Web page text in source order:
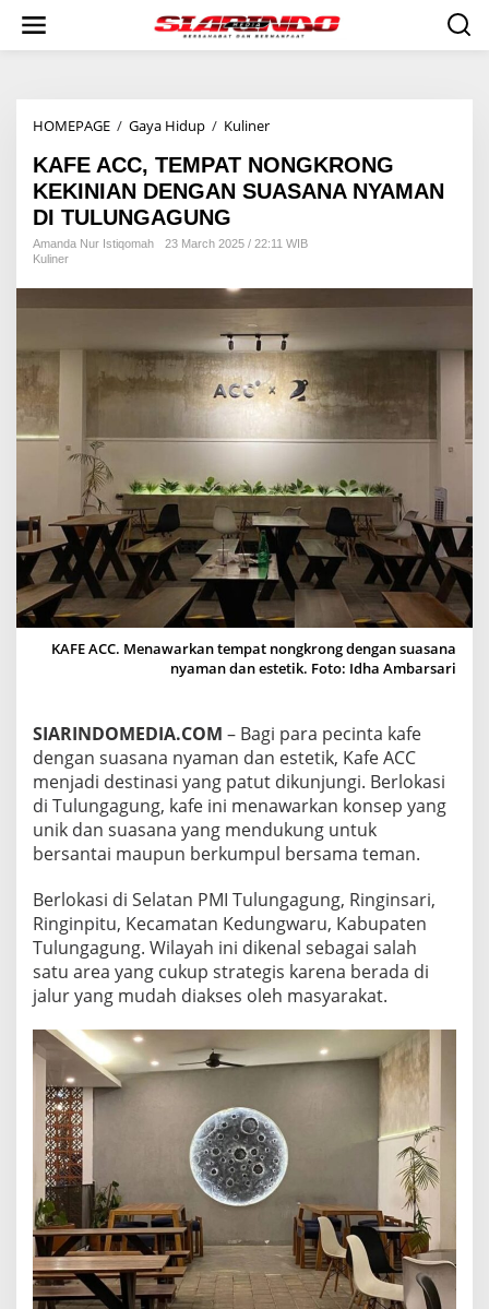
i
HOMEPAGE / Gaya Hidup / Kuliner
F
E
A
C
P
A
T
N
O
N
K
R
O
N
G
K
E
K
N
I
D
E
N
G
A
N
S
A
S
A
N
A
N
A
M
A
I
T
U
L
G
G
U
KAFE ACC, TEMPAT NONGKRONG
KEKINIAN DENGAN SUASANA NYAMAN
DI TULUNGAGUNG
Amanda Nur Istiqomah
23 March 2025 / 22:11 WIB
Kuliner
KAFE ACC. Menawarkan tempat nongkrong dengan suasana
nyaman dan estetik. Foto: Idha Ambarsari
SIARINDOMEDIA.COM – Bagi para pecinta kafe
dengan suasana nyaman dan estetik, Kafe ACC
menjadi destinasi yang patut dikunjungi. Berlokasi
di Tulungagung, kafe ini menawarkan konsep yang
unik dan suasana yang mendukung untuk
bersantai maupun berkumpul bersama teman.
Berlokasi di Selatan PMI Tulungagung, Ringinsari,
Ringinpitu, Kecamatan Kedungwaru, Kabupaten
Tulungagung. Wilayah ini dikenal sebagai salah
satu area yang cukup strategis karena berada di
jalur yang mudah diakses oleh masyarakat.